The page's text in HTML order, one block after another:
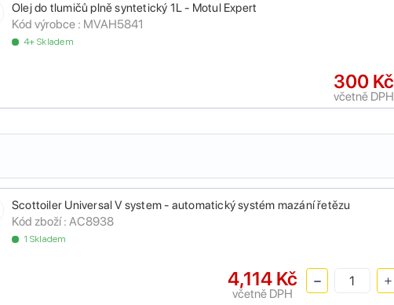
Olej do tlumičů plně syntetický 1L - Motul Expert
Kód výrobce : MVAH5841
4+ Skladem
300 Kč
včetně DPH
Scottoiler Universal V system - automatický systém mazání řetězu
Kód zboží : AC8938
1 Skladem
4,114 Kč
včetně DPH